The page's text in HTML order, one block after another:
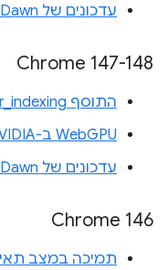
עדכונים של Dawn
‫Chrome 147-148
התוסף WGSL linear_indexing
WebGPU ב-Linux NVIDIA
עדכונים של Dawn
Chrome 146